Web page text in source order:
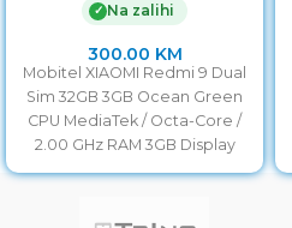
✓ Na zalihi
300.00 KM
Mobitel XIAOMI Redmi 9 Dual
Sim 32GB 3GB Ocean Green
CPU MediaTek / Octa-Core /
2.00 GHz RAM 3GB Display